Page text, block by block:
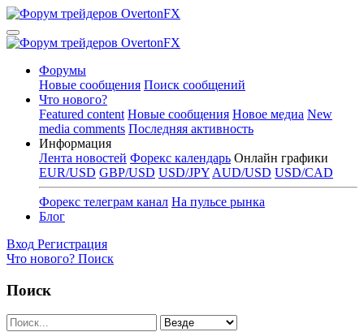
Форумы
Новые сообщения Поиск сообщений
Что нового?
Featured content Новые сообщения Новое медиа New
media comments Последняя активность
Информация
Лента новостей Форекс календарь Онлайн графики
EUR/USD GBP/USD USD/JPY AUD/USD USD/CAD
Форекс телеграм канал На пульсе рынка
Блог
Вход Регистрация
Что нового? Поиск
Поиск